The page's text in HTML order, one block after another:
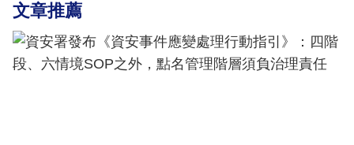
文章推薦